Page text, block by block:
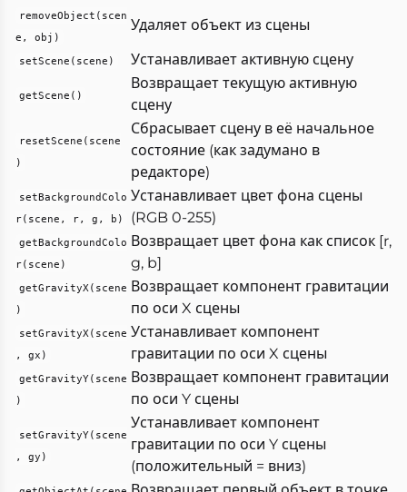
removeObject(scen
e, obj)
Удаляет объект из сцены
setScene(scene) Устанавливает активную сцену
getScene()
Возвращает текущую активную
сцену
resetScene(scene
)
Сбрасывает сцену в её начальное
состояние (как задумано в
редакторе)
setBackgroundColo
r(scene, r, g, b)
Устанавливает цвет фона сцены
(RGB 0-255)
getBackgroundColo
r(scene)
Возвращает цвет фона как список [r,
g, b]
getGravityX(scene
)
Возвращает компонент гравитации
по оси X сцены
setGravityX(scene
, gx)
Устанавливает компонент
гравитации по оси X сцены
getGravityY(scene
)
Возвращает компонент гравитации
по оси Y сцены
setGravityY(scene
, gy)
Устанавливает компонент
гравитации по оси Y сцены
(положительный = вниз)